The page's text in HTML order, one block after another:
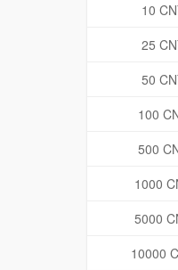
10
25
50
100
500
1000
5000
10000